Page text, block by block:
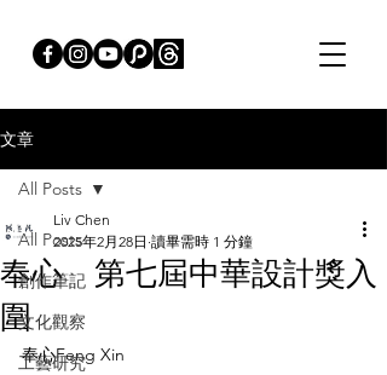
文章
All Posts
創作筆記
文化觀察
工藝研究
All Posts
奉心 第七屆中華設計獎入
圍
Liv Chen
2025年2月28日 讀畢需時 1 分鐘
奉心Feng Xin